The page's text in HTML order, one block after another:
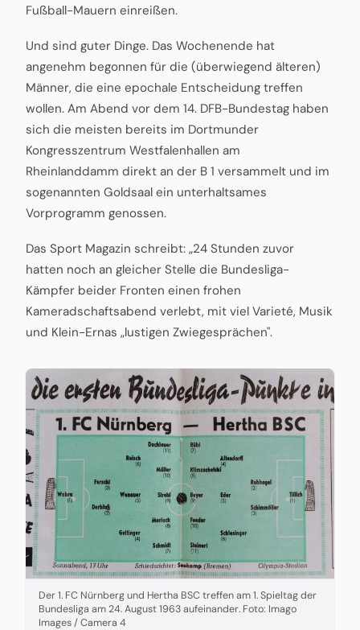
Fußball-Mauern einreißen.
Und sind guter Dinge. Das Wochenende hat
angenehm begonnen für die (überwiegend älteren)
Männer, die eine epochale Entscheidung treffen
wollen. Am Abend vor dem 14. DFB-Bundestag haben
sich die meisten bereits im Dortmunder
Kongresszentrum Westfalenhallen am
Rheinlanddamm direkt an der B 1 versammelt und im
sogenannten Goldsaal ein unterhaltsames
Vorprogramm genossen.
Das Sport Magazin schreibt: „24 Stunden zuvor
hatten noch an gleicher Stelle die Bundesliga-
Kämpfer beider Fronten einen frohen
Kameradschaftsabend verlebt, mit viel Varieté, Musik
und Klein-Ernas „lustigen Zwiegesprächen".
Der 1. FC Nürnberg und Hertha BSC treffen am 1. Spieltag der
Bundesliga am 24. August 1963 aufeinander. Foto: Imago
Images / Camera 4